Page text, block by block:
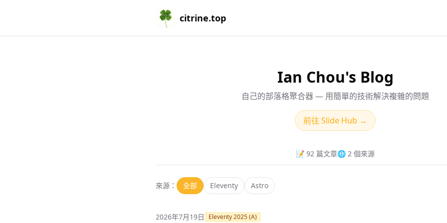
citrine.top
Ian Chou's Blog
自己的部落格聚合器 — 用簡單的技術解決複雜的問題
前往 Slide Hub →
📝 92 篇文章🌐 2 個來源
來源： 全部 Eleventy Astro
2026年7月19日 Eleventy 2025 (A)